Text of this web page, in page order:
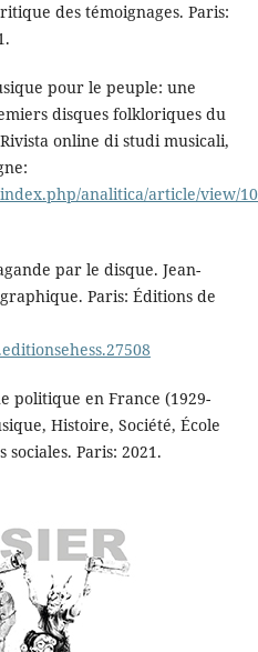
des témoignages. Paris:
pour le peuple: une
disques folkloriques du
online di studi musicali,
analitica/article/view/
par le disque. Jean-
Paris: Éditions de
politique en France (1929-
Histoire, Société, École
sociales. Paris: 2021.